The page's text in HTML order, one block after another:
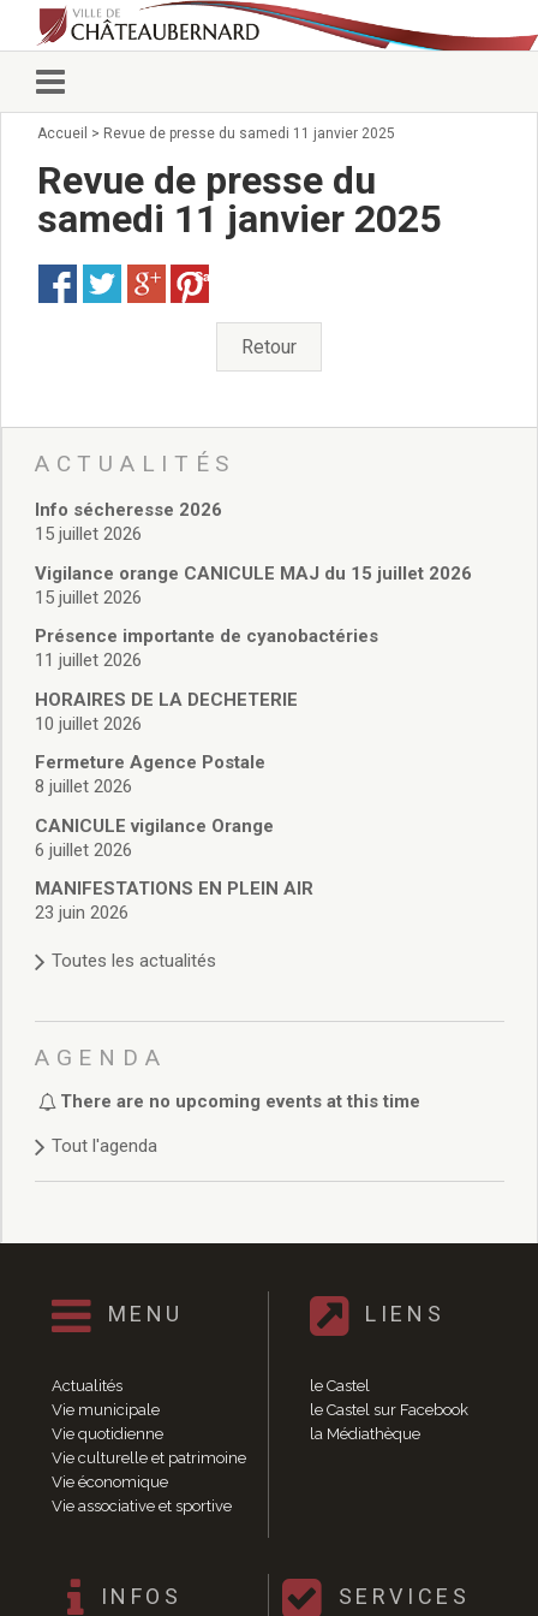
Vie municipale
Conseillers municipaux
Commissions 2026
Arrêtés du Maire
Services municipaux
Pour venir nous voir
administratives
Services Techniques
Affaires Scolaires
Vie associative
Police Municipale/règlementation
Cimetière/réglementation funéraire
Services en ligne
Licences boissons
Cadastre
Actes d’état civil
Budget de Fonctionnement
Budget d’Investissement
Conseils municipaux
Règlement du conseil municipal
Délibérations 2025
Délibérations 2022
Délibérations 2021
Délibérations 2020
Délibérations 2019
Délibérations 2018
Délibérations 2014
Délibérations 2013
Délibérations 2011
Délibérations 2010
Délibérations 2009
Délibérations 2008
Agenda réunions publiques
Marchés publics
Vie quotidienne
Accueil > Revue de presse du samedi 11 janvier 2025
Revue de presse du
samedi 11 janvier 2025
Save
Retour
ACTUALITÉS
Info sécheresse 2026
15 juillet 2026
Vigilance orange CANICULE MAJ du 15 juillet 2026
15 juillet 2026
Présence importante de cyanobactéries
11 juillet 2026
HORAIRES DE LA DECHETERIE
10 juillet 2026
Fermeture Agence Postale
8 juillet 2026
CANICULE vigilance Orange
6 juillet 2026
MANIFESTATIONS EN PLEIN AIR
23 juin 2026
Toutes les actualités
AGENDA
There are no upcoming events at this time
Tout l'agenda
MENU
Actualités
Vie municipale
Vie quotidienne
Vie culturelle et patrimoine
Vie économique
Vie associative et sportive
LIENS
le Castel
le Castel sur Facebook
la Médiathèque
INFOS SERVICES